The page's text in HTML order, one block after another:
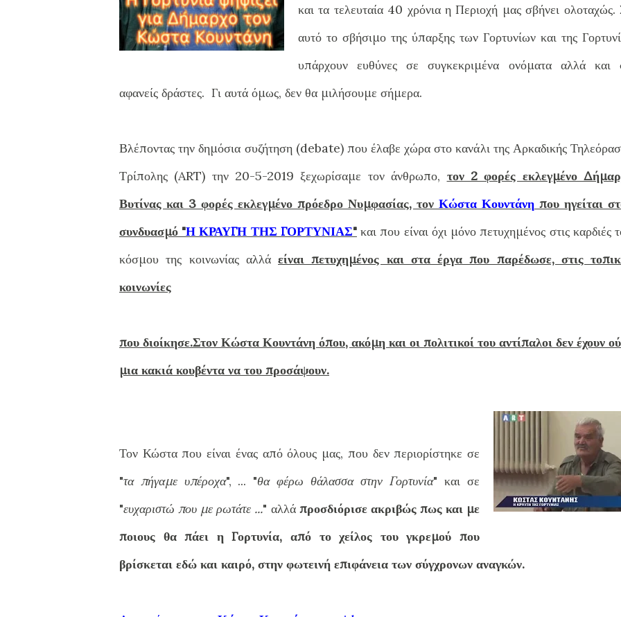
και τα τελευταία 40 χρόνια η Περιοχή μας σβήνει ολοταχώς.
αυτό το σβήσιμο της ύπαρξης των Γορτυνίων και της
υπάρχουν ευθύνες σε συγκεκριμένα ονόματα αλλά και
αφανείς δράστες. Γι αυτά όμως, δεν θα μιλήσουμε σήμερα.
Βλέποντας την δημόσια συζήτηση (debate) που έλαβε χώρα στο κανάλι της Αρκαδικής
Τρίπολης (ART) την 20-5-2019 ξεχωρίσαμε τον άνθρωπο, τον 2 φορές εκλεγμένο
Βυτίνας και 3 φορές εκλεγμένο πρόεδρο Νυμφασίας, τον Κώστα Κουντάνη που ηγείται
συνδυασμό "Η ΚΡΑΥΓΗ ΤΗΣ ΓΟΡΤΥΝΙΑΣ"και που είναι όχι μόνο πετυχημένος στις καρδιές
κόσμου της κοινωνίας αλλά είναι πετυχημένος και στα έργα που παρέδωσε, στις
κοινωνίες
που διοίκησε.Στον Κώστα Κουντάνη όπου, ακόμη και οι πολιτικοί του αντίπαλοι δεν έχουν
μια κακιά κουβέντα να του προσάψουν.
Τον Κώστα που είναι ένας από όλους μας, που δεν περιορίστηκε σε
"τα πήγαμε υπέροχα", ... "θα φέρω θάλασσα στην Γορτυνία" και σε
"ευχαριστώ που με ρωτάτε ..." αλλά προσδιόρισε ακριβώς πως και με
ποιους θα πάει η Γορτυνία, από το χείλος του γκρεμού που
βρίσκεται εδώ και καιρό, στην φωτεινή επιφάνεια των σύγχρονων αναγκών.